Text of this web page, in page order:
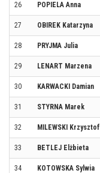
26 POPIELA Anna
27 OBIREK Katarzyna
28 PRYJMA Julia
29 LENART Marzena
30 KARWACKI Damian
31 STYRNA Marek
32 MILEWSKI Krzysztof
33 BETLEJ Elżbieta
34 KOTOWSKA Sylwia